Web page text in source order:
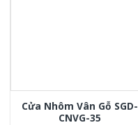
Cửa Nhôm Vân Gỗ SGD-
CNVG-35